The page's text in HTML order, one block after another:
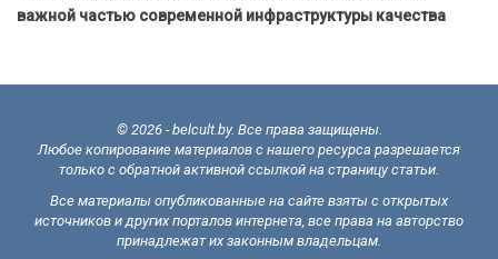
важной частью современной инфраструктуры качества
© 2026 - belcult.by. Все права защищены.
Любое копирование материалов с нашего ресурса разрешается
только с обратной активной ссылкой на страницу статьи.
Все материалы опубликованные на сайте взяты с открытых
источников и других порталов интернета, все права на авторство
принадлежат их законным владельцам.